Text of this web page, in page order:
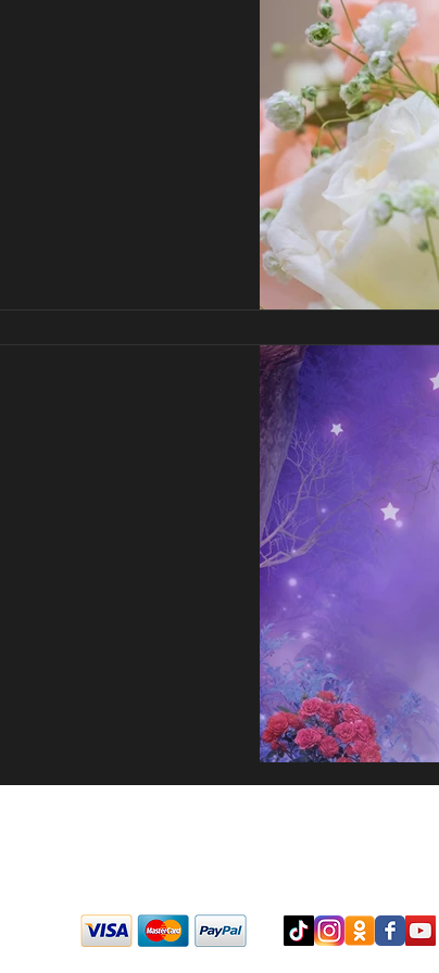
זר פרחים קטן צבעוני למתנה אישית. מהזר הקטן עד זר ה-GIF: פרחים עם
רואים כל יום
של הענקת
ואת חשיבות הענקת
ללבבות הקרובים.